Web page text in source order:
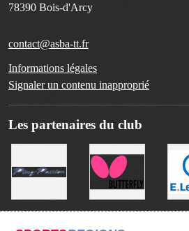
78390 Bois-d'Arcy
contact@asba-tt.fr
Informations légales
Signaler un contenu inapproprié
Les partenaires du club